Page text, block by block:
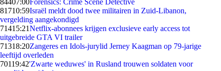
84407:00Forensics: Crime Scene Detective
81710:59Israël meldt dood twee militairen in Zuid-Libanon,
vergelding aangekondigd
71415:21Netflix-abonnees krijgen exclusieve early access tot
uitgebreide GTA VI trailer
71318:20Zangeres en Idols-jurylid Jerney Kaagman op 79-jarige
leeftijd overleden
70119:42'Zwarte weduwes' in Rusland trouwen soldaten voor